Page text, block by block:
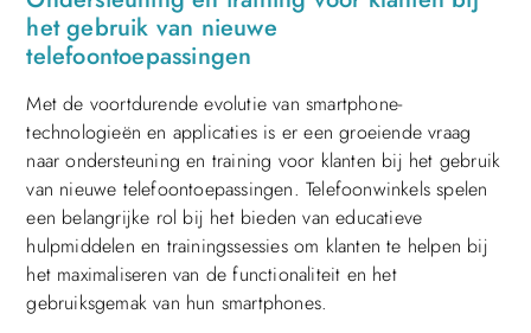
het gebruik van nieuwe
telefoontoepassingen
Met de voortdurende evolutie van smartphone-
technologieën en applicaties is er een groeiende vraag
naar ondersteuning en training voor klanten bij het gebruik
van nieuwe telefoontoepassingen. Telefoonwinkels spelen
een belangrijke rol bij het bieden van educatieve
hulpmiddelen en trainingssessies om klanten te helpen bij
het maximaliseren van de functionaliteit en het
gebruiksgemak van hun smartphones.